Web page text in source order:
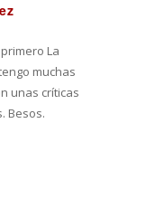
La
muchas
unas críticas
Besos.